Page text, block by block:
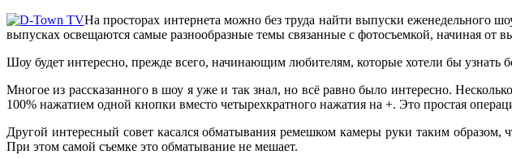
На просторах интернета можно без труда найти выпуски еженедельного
выпусках освещаются самые разнообразные темы связанные с фотосъемкой, начиная
Шоу будет интересно, прежде всего, начинающим любителям, которые хотели бы узнать
Многое из рассказанного в шоу я уже и так знал, но всё равно было интересно.
100% нажатием одной кнопки вместо четырехкратного нажатия на +. Это простая
Другой интересный совет касался обматывания ремешком камеры руки таким
При этом самой съемке это обматывание не мешает.